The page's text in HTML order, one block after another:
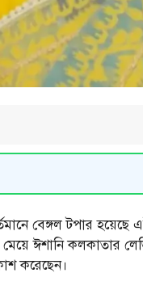
বেঙ্গল টপার হয়েছে
মেয়ে ঈশানি কলকাতার
করেছেন।